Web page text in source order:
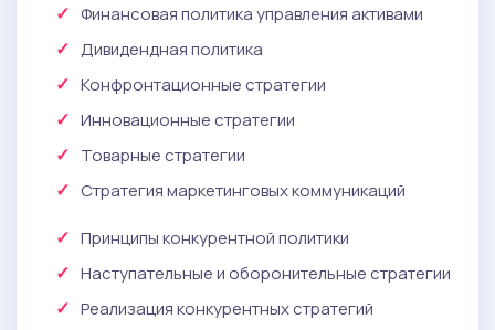
Финансовая политика управления активами
Дивидендная политика
Конфронтационные стратегии
Инновационные стратегии
Товарные стратегии
Стратегия маркетинговых коммуникаций
Принципы конкурентной политики
Наступательные и оборонительные стратегии
Реализация конкурентных стратегий